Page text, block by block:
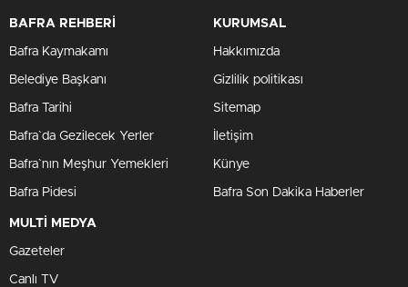
BAFRA REHBERİ
Bafra Kaymakamı
Belediye Başkanı
Bafra Tarihi
Bafra`da Gezilecek Yerler
Bafra`nın Meşhur Yemekleri
Bafra Pidesi
KURUMSAL
Hakkımızda
Gizlilik politikası
Sitemap
İletişim
Künye
Bafra Son Dakika Haberler
MULTİ MEDYA
Gazeteler
Canlı TV